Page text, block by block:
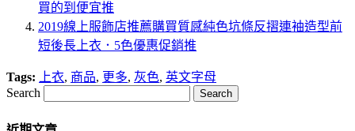
買的到便宜推
2019線上服飾店推薦購買質感純色坑條反摺連袖造型前
短後長上衣．5色優惠促銷推
Tags: 上衣, 商品, 更多, 灰色, 英文字母
Search